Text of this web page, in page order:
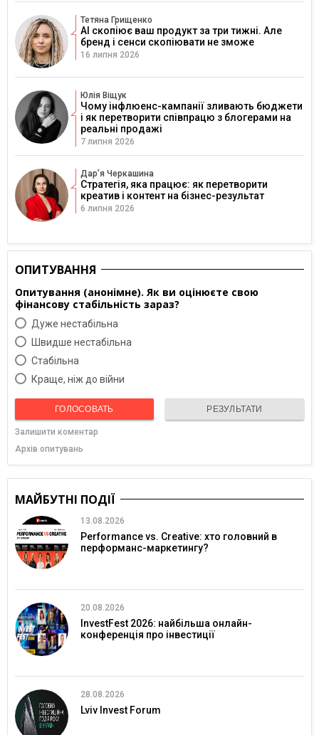
Тетяна Грищенко
AI скопіює ваш продукт за три тижні. Але
бренд і сенси скопіювати не зможе
16 липня 2026
Юлія Віщук
Чому інфлюенс-кампанії зливають бюджети
і як перетворити співпрацю з блогерами на
реальні продажі
7 липня 2026
Дарʼя Черкашина
Стратегія, яка працює: як перетворити
креатив і контент на бізнес-результат
6 липня 2026
ОПИТУВАННЯ
Опитування (анонімне). Як ви оцінюєте свою
фінансову стабільність зараз?
Дуже нестабільна
Швидше нестабільна
Cтабільна
Краще, ніж до війни
ГОЛОСОВАТЬ РЕЗУЛЬТАТИ
Залишити коментар
Архів опитувань
МАЙБУТНІ ПОДІЇ
13.08.2026
Performance vs. Creative: хто головний в
перформанс-маркетингу?
20.08.2026
InvestFest 2026: найбільша онлайн-
конференція про інвестиції
28.08.2026
Lviv Invest Forum